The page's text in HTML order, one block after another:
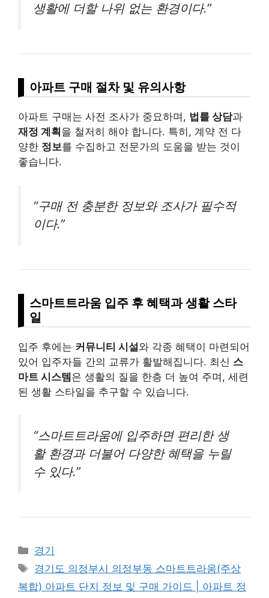
생활에 더할 나위 없는 환경이다.”
아파트 구매 절차 및 유의사항
아파트 구매는 사전 조사가 중요하며, 법률 상담과
재정 계획 을 철저히 해야 합니다. 특히, 계약 전 다
양한 정보를 수집하고 전문가의 도움을 받는 것이
좋습니다.
“구매 전 충분한 정보와 조사가 필수적
이다.”
스마트트라움 입주 후 혜택과 생활 스타
일
입주 후에는 커뮤니티 시설와 각종 혜택이 마련되어
있어 입주자들 간의 교류가 활발해집니다. 최신 스
마트 시스템은 생활의 질을 한층 더 높여 주며, 세련
된 생활 스타일을 추구할 수 있습니다.
“스마트트라움에 입주하면 편리한 생
활 환경과 더불어 다양한 혜택을 누릴
수 있다.”
Categories
경기
Tags
경기도 의정부시 의정부동 스마트트라움(주상
복합) 아파트 단지 정보 및 구매 가이드 | 아파트 정